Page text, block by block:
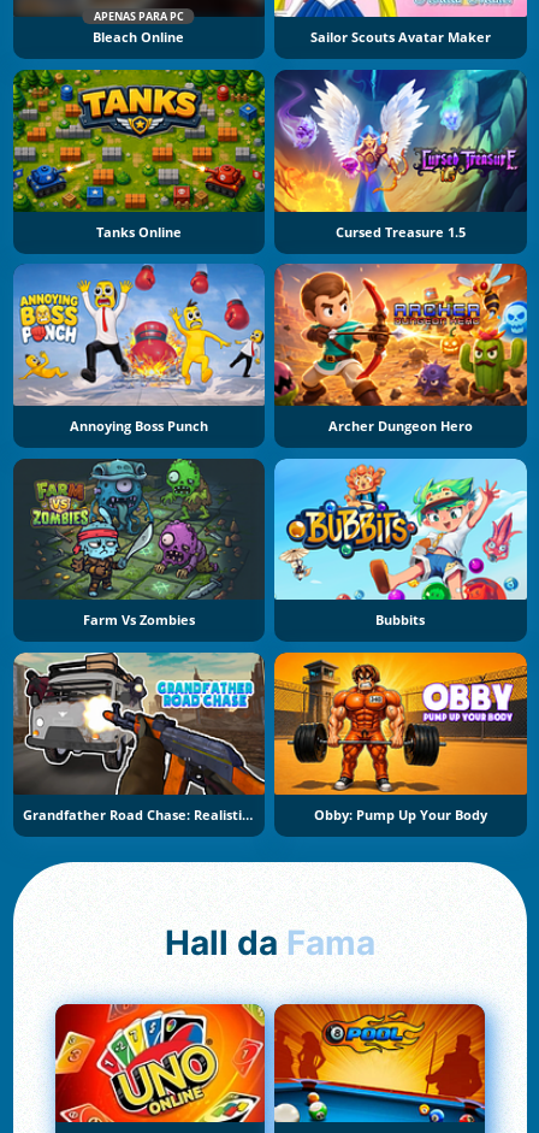
APENAS PARA PC
Bleach Online Sailor Scouts Avatar Maker
Tanks Online Cursed Treasure 1.5
Annoying Boss Punch Archer Dungeon Hero
Farm Vs Zombies Bubbits
Grandfather Road Chase: Realistic Shooter Obby: Pump Up Your Body
Hall da Fama